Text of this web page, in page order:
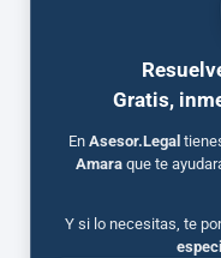
Gratis,
En Asesor.Legal
Amaraque te
Y si lo necesitas, te